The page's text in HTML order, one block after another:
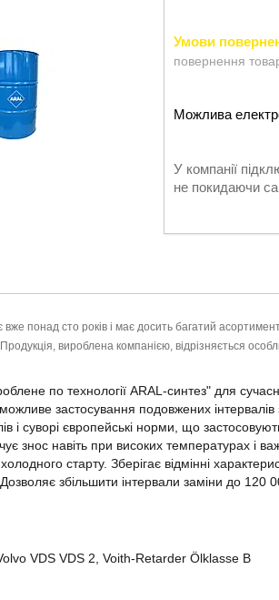
повернення
У компанії
не покидаючи
понад сто років і має досить багатий
вироблена компанією, відрізняється
по технології ARAL-синтез" для
застосування подовжених інтервалів
і суворі європейські норми, що
знос навіть при високих температурах і
старту. Зберігає відмінні
Дозволяє збільшити інтервали заміни до 120
VDS VDS 2, Voith-Retarder Ölklasse B